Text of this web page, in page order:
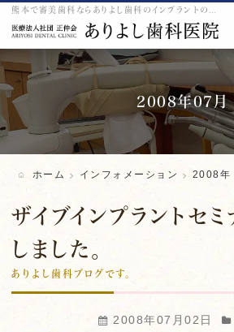
2008年07月
ホーム インフォメーション 2008年
ザイブインプラントセ
しました。
ありよし歯科ブログです。
2008年07月02日